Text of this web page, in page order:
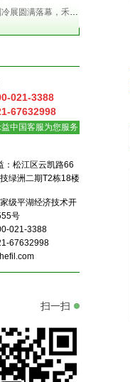
2025中国制冷展圆满落幕，禾益环境满载而归！
021-3388
67632998
中国客服为您服务
：松江区云凯路66
绿洲二期T2栋18楼
级平湖经济技术开
号
021-3388
67632998
扫一扫
油雾空气过滤器